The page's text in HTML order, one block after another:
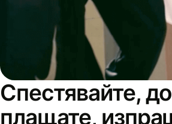
Спестявайте,
плащате,